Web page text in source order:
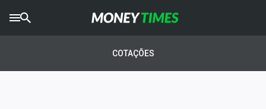
AGROTIMES
COTAÇÕES